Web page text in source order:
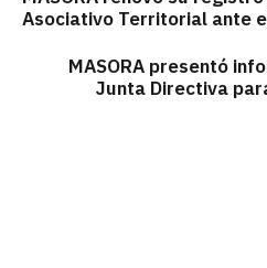
Asociativo Territorial ante
MASORA presentó
Junta Directiva